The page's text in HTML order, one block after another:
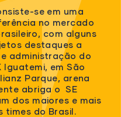
se em uma
no mercado
com alguns
destaques a
administração do
Iguatemi, em São
Parque, arena
abriga o SE
dos maiores e mais
times do Brasil.